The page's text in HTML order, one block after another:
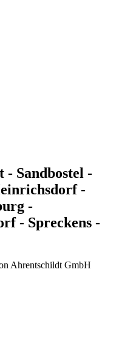
Sandbostel -
-
-
- Spreckens -
Ahrentschildt GmbH